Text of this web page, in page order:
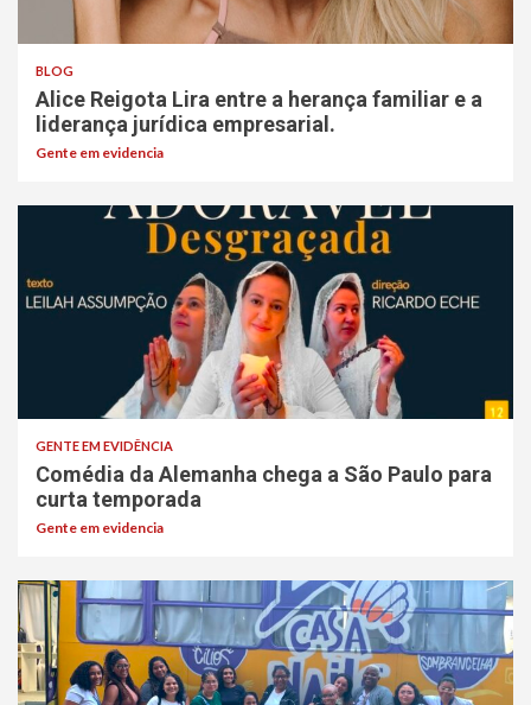
BLOG
Alice Reigota Lira entre a herança familiar e a
liderança jurídica empresarial.
Gente em evidencia
GENTE EM EVIDÊNCIA
Comédia da Alemanha chega a São Paulo para
curta temporada
Gente em evidencia